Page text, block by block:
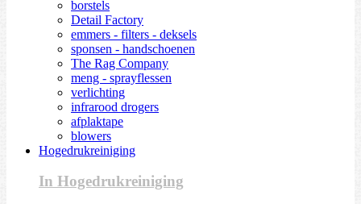
borstels
Detail Factory
emmers - filters - deksels
sponsen - handschoenen
The Rag Company
meng - sprayflessen
verlichting
infrarood drogers
afplaktape
blowers
Hogedrukreiniging
In Hogedrukreiniging